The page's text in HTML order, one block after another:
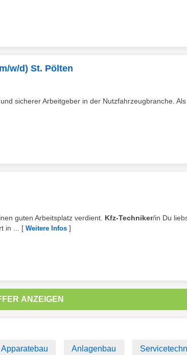
w/d) St. Pölten
sicherer Arbeitgeber in der Nutzfahrzeugbranche. Als
guten Arbeitsplatz verdient. Kfz-Techniker/in Du
in ...
[ Weitere Infos ]
ANZEIGEN
Apparatebau Anlagenbau